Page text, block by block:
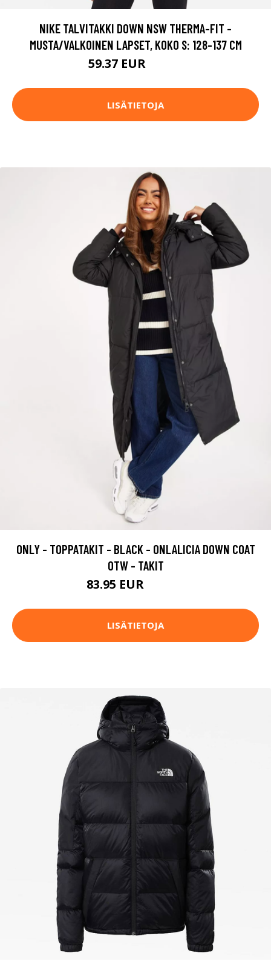
NIKE TALVITAKKI DOWN NSW THERMA-FIT -
MUSTA/VALKOINEN LAPSET, KOKO S: 128-137 CM
59.37 EUR
LISÄTIETOJA
ONLY - TOPPATAKIT - BLACK - ONLALICIA DOWN COAT
OTW - TAKIT
83.95 EUR
LISÄTIETOJA